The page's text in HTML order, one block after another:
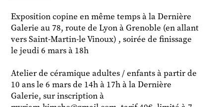
Exposition copine en même temps à la Dernière
Galerie au 78, route de Lyon à Grenoble (en allant
vers Saint-Martin-le Vinoux) , soirée de finissage
le jeudi 6 mars à 18h
Atelier de céramique adultes / enfants à partir de
10 ans le 6 mars de 14h à 17h à la Dernière
Galerie, sur inscription à